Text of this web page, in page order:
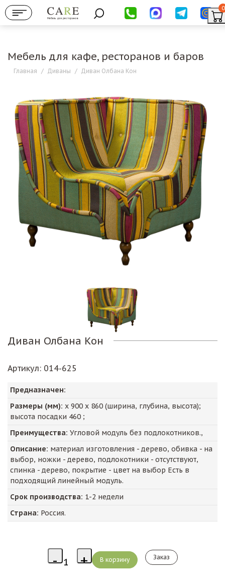
Мебель для ресторанов
0
Мебель для кафе, ресторанов и баров
Главная / Диваны / Диван Олбана Кон
Диван Олбана Кон
Артикул: 014-625
Предназначен:
Размеры (мм): х 900 х 860 (ширина, глубина, высота);
высота посадки 460 ;
Преимущества: Угловой модуль без подлокотников.,
Описание: материал изготовления - дерево, обивка - на
выбор, ножки - дерево, подлокотники - отсутствуют,
спинка - дерево, покрытие - цвет на выбор Есть в
подходящий линейный модуль.
Срок производства: 1-2 недели
Страна: Россия.
Заказ